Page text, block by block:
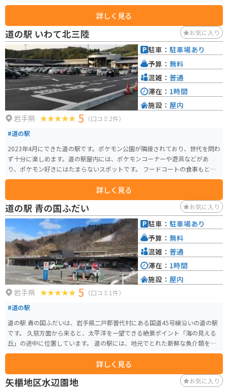
こ」の作者で、三戸町では、それを活用したまちづくりを行っています。 ほ
のぼの館は、3つのコンセプトで構成されています。 ・馬場のぼるさんについ
て学ぶ：馬場さんの幼少期からの資料が展示してあり、その人となりを知る
ことができます。 ・馬場のぼるそんの作品に触れる：馬場さんの代表作「11
ぴきのねこ」シリーズはもちろん、その他の絵本を読んだり、拡大された作
品のレプリカなどを楽しむことができます。 ・作品の世界に入り込む：館内
の至る所に、作品から飛び出したキャラクターたちがいたり、フォトフレー
ムや壁一面に作品のワンシーンが描かれたウォールアートなど、フォトスポ
ットがたくさんあります。 子供だけではなく、大人も楽しめるスポットで
詳しく見る
道の駅 いわて北三陸 お気に入り
岩手県 5 （口コミ2件）
#道の駅
2023年4月にできた道の駅です。ポケモン公園が隣接されており、世代を問わ
ず十分に楽しめます。道の駅屋内には、ポケモンコーナーや遊具などがあ
り、ポケモン好きにはたまらないスポットです。 フードコートの食事もとて
も美味しく、週末はスイーツの店舗には行列ができるほと人気があります。
ポケモンの公式グッズや、朝ドラ「あまちゃん」グッズなどもあり、もちろ
ん特産品もあるので、買い物も楽しめます。
詳しく見る
駐車： 駐車場あり
予算： 無料
混雑： 普通
滞在： 1時間
施設： 屋内
道の駅 青の国ふだい お気に入り
岩手県 5 （口コミ1件）
#道の駅
道の駅 青の国ふだいは、岩手県二戸郡普代村にある国道45号線沿いの道の駅
です。 久慈方面から来ると、太平洋を一望できる絶景ポイント「海の見える
丘」の途中に位置しています。 道の駅には、地元でとれた新鮮な魚介類を味
わえるレストランや、お土産コーナーがあります。 普代村は北緯40度ライン
上に位置し、ウニとアワビの養殖が盛んな地域です。 特におすすめは、6月か
ら8月にかけて旬を迎える生ウニ丼です。 濃厚なウニの甘みと磯の香りを存分
に楽しむことができます。 バイクで訪れる際は、道の駅から海岸線沿いを走
詳しく見る
駐車： 駐車場あり
予算： 無料
混雑： 普通
滞在： 1時間
施設： 屋内
矢櫃地区水辺園地 お気に入り